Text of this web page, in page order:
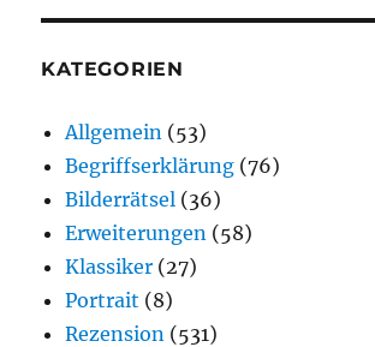
KATEGORIEN
Allgemein (53)
Begriffserklärung (76)
Bilderrätsel (36)
Erweiterungen (58)
Klassiker (27)
Portrait (8)
Rezension (531)